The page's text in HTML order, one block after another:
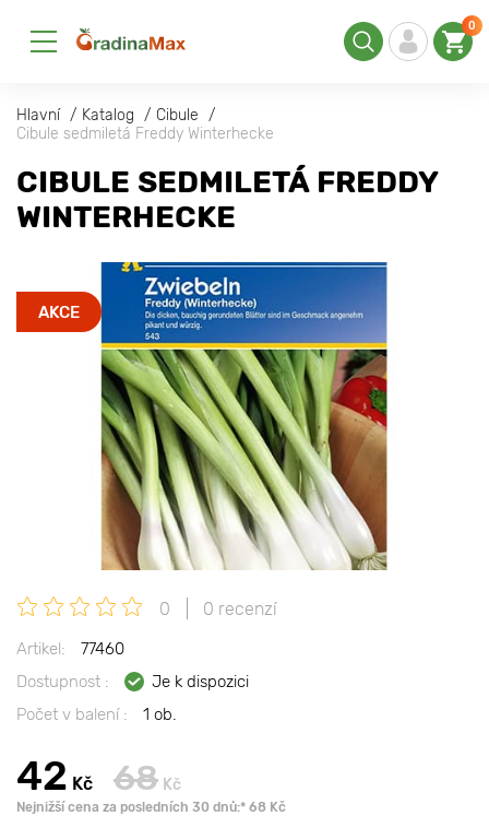
0
Hlavní Katalog
Cibule
Cibule sedmiletá Freddy Winterhecke
CIBULE SEDMILETÁ FREDDY
WINTERHECKE
AKCE
0 0 recenzí
Artikel:
77460
Dostupnost :
Je k dispozici
Počet v balení :
1 ob.
42 Kč 68 Kč
Nejnižší cena za posledních 30 dnů:* 68 Kč